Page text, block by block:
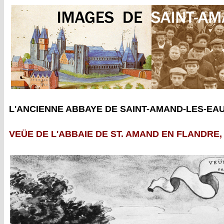
L'ANCIENNE ABBAYE DE SAINT-AMAND-LES-
VEÜE DE L'ABBAIE DE ST. AMAND EN